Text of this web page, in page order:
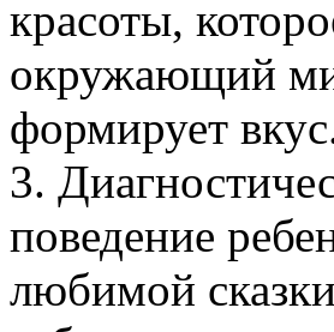
красоты,
окружающий
формирует
3.
поведение
любимой